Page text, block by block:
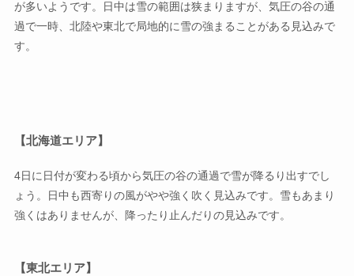
が多いようです。日中は雪の範囲は狭まりますが、気圧の谷の通
過で一時、北陸や東北で局地的に雪の強まることがある見込みで
す。
【北海道エリア】
4日に日付が変わる頃から気圧の谷の通過で雪が降るり出すでし
ょう。日中も西寄りの風がやや強く吹く見込みです。雪もあまり
強くはありませんが、降ったり止んだりの見込みです。
【東北エリア】